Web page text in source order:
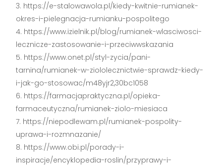
https://e-stalowawola.pl/kiedy-kwitnie-rumianek-
okres-i-pielegnacja-rumianku-pospolitego
https://www.izielnik.pl/blog/rumianek-wlasciwosci-
lecznicze-zastosowanie-i-przeciwwskazania
https://www.onet.pl/styl-zycia/pani-
tarnina/rumianek-w-ziololecznictwie-sprawdz-kiedy-
i-jak-go-stosowac/m48yjr2,30bc1058
https://farmacjapraktyczna.pl/opieka-
farmaceutyczna/rumianek-ziolo-miesiaca
https://niepodlewam.pl/rumianek-pospolity-
uprawa-i-rozmnazanie/
https://www.obi.pl/porady-i-
inspiracje/encyklopedia-roslin/przyprawy-i-